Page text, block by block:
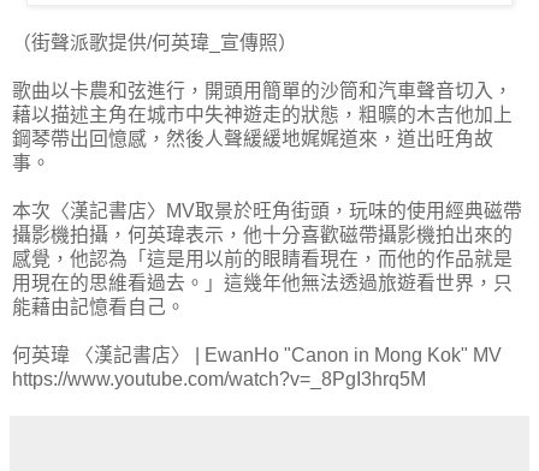
（街聲派歌提供/何英瑋_宣傳照）
歌曲以卡農和弦進行，開頭用簡單的沙筒和汽車聲音切入，
藉以描述主角在城市中失神遊走的狀態，粗曠的木吉他加上
鋼琴帶出回憶感，然後人聲緩緩地娓娓道來，道出旺角故
事。
本次〈漢記書店〉MV取景於旺角街頭，玩味的使用經典磁帶
攝影機拍攝，何英瑋表示，他十分喜歡磁帶攝影機拍出來的
感覺，他認為「這是用以前的眼睛看現在，而他的作品就是
用現在的思維看過去。」這幾年他無法透過旅遊看世界，只
能藉由記憶看自己。
何英瑋 〈漢記書店〉 | EwanHo "Canon in Mong Kok" MV
https://www.youtube.com/watch?v=_8PgI3hrq5M